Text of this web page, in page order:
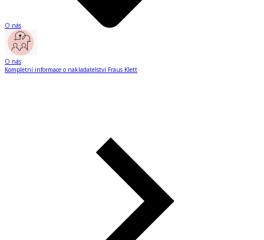
O nás
O nás
Kompletní informace o nakladatelství Fraus Klett